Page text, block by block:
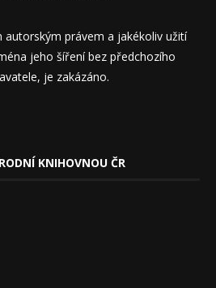
autorským právem a jakékoliv užití
jeho šíření bez předchozího
je zakázáno.
KNIHOVNOU ČR